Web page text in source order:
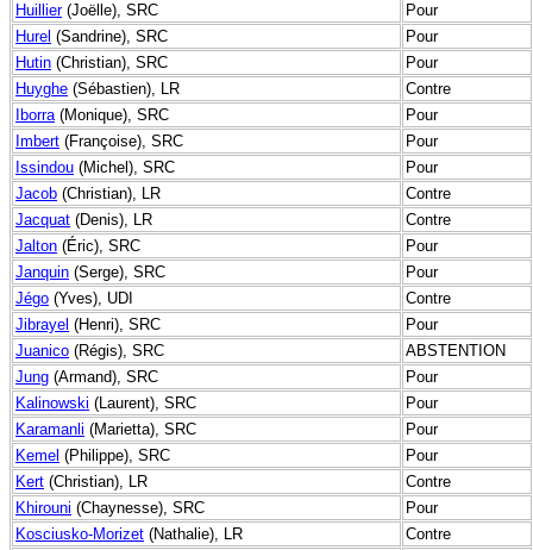
Huillier(Joëlle), SRC
Pour
Hurel (Sandrine), SRC
Pour
Hutin (Christian), SRC
Pour
Huyghe (Sébastien), LR
Contre
Iborra(Monique), SRC
Pour
Imbert (Françoise), SRC
Pour
Issindou (Michel), SRC
Pour
Jacob (Christian), LR
Contre
Jacquat (Denis), LR
Contre
Jalton (Éric), SRC
Pour
Janquin (Serge), SRC
Pour
Jégo (Yves), UDI
Contre
Jibrayel (Henri), SRC
Pour
Juanico (Régis), SRC
ABSTENTION
Jung (Armand), SRC
Pour
Kalinowski (Laurent), SRC
Pour
Karamanli (Marietta), SRC
Pour
Kemel (Philippe), SRC
Pour
Kert (Christian), LR
Contre
Khirouni (Chaynesse), SRC
Pour
Kosciusko-Morizet (Nathalie), LR Contre